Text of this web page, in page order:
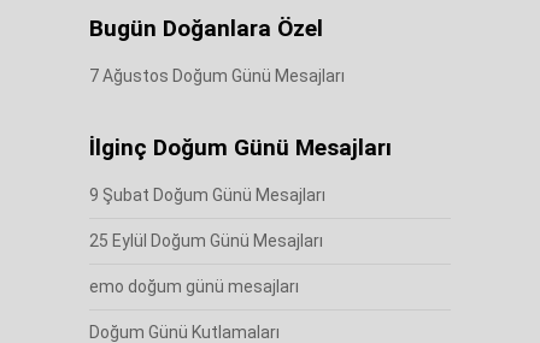
Bugün Doğanlara Özel
7 Ağustos Doğum Günü Mesajları
İlginç Doğum Günü Mesajları
9 Şubat Doğum Günü Mesajları
25 Eylül Doğum Günü Mesajları
emo doğum günü mesajları
Doğum Günü Kutlamaları